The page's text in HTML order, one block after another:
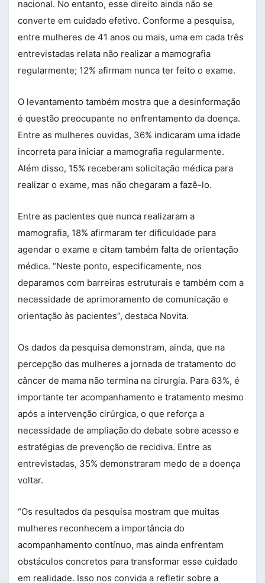
nacional. No entanto, esse direito ainda não se
converte em cuidado efetivo. Conforme a pesquisa,
entre mulheres de 41 anos ou mais, uma em cada três
entrevistadas relata não realizar a mamografia
regularmente; 12% afirmam nunca ter feito o exame.
O levantamento também mostra que a desinformação
é questão preocupante no enfrentamento da doença.
Entre as mulheres ouvidas, 36% indicaram uma idade
incorreta para iniciar a mamografia regularmente.
Além disso, 15% receberam solicitação médica para
realizar o exame, mas não chegaram a fazê-lo.
Entre as pacientes que nunca realizaram a
mamografia, 18% afirmaram ter dificuldade para
agendar o exame e citam também falta de orientação
médica. “Neste ponto, especificamente, nos
deparamos com barreiras estruturais e também com a
necessidade de aprimoramento de comunicação e
orientação às pacientes”, destaca Novita.
Os dados da pesquisa demonstram, ainda, que na
percepção das mulheres a jornada de tratamento do
câncer de mama não termina na cirurgia. Para 63%, é
importante ter acompanhamento e tratamento mesmo
após a intervenção cirúrgica, o que reforça a
necessidade de ampliação do debate sobre acesso e
estratégias de prevenção de recidiva. Entre as
entrevistadas, 35% demonstraram medo de a doença
voltar.
“Os resultados da pesquisa mostram que muitas
mulheres reconhecem a importância do
acompanhamento contínuo, mas ainda enfrentam
obstáculos concretos para transformar esse cuidado
em realidade. Isso nos convida a refletir sobre a